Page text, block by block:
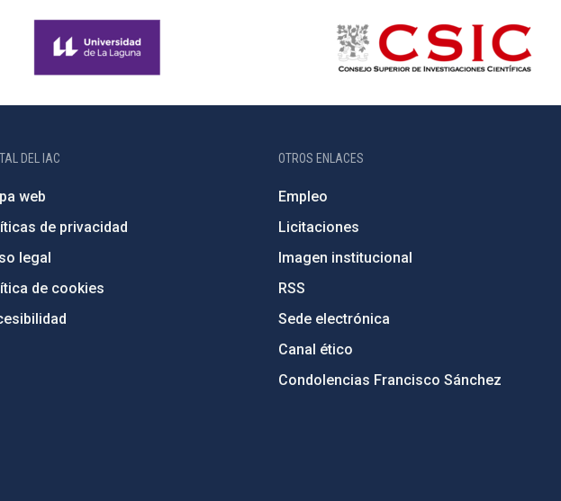
DEL IAC
web
de privacidad
legal
de cookies
OTROS ENLACES
Empleo
Licitaciones
Imagen institucional
RSS
Sede electrónica
Canal ético
Condolencias Francisco Sánchez